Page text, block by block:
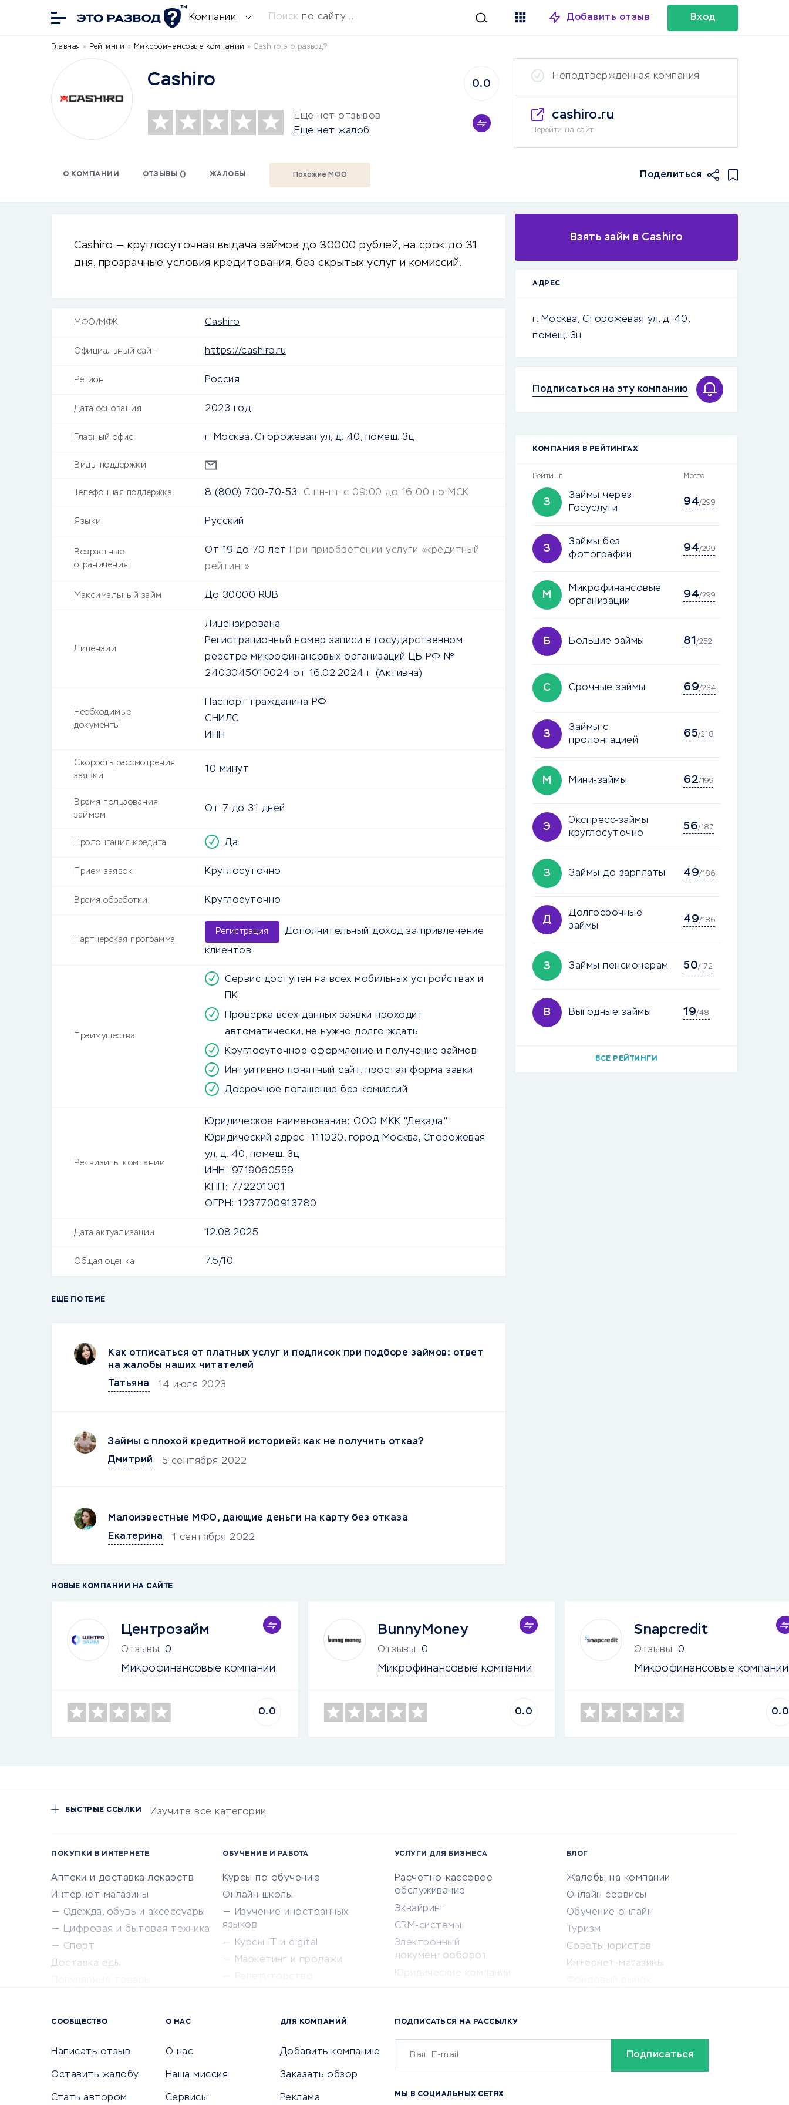
Компании Поиск по сайту... Добавить отзыв Вход
Главная » Рейтинги » Микрофинансовые компании » Cashiro это развод?
Cashiro
Еще нет отзывов
Еще нет жалоб
0.0
Неподтвержденная компания
cashiro.ru
Перейти на сайт
О КОМПАНИИ ОТЗЫВЫ () ЖАЛОБЫ Похожие МФО Поделиться
Cashiro — круглосуточная выдача займов до 30000 рублей, на срок до 31
дня, прозрачные условия кредитования, без скрытых услуг и комиссий.
МФО/МФК Cashiro
Официальный сайт https://cashiro.ru
Регион Россия
Дата основания 2023 год
Главный офис г. Москва, Сторожевая ул, д. 40, помещ. 3ц
Виды поддержки
Телефонная поддержка 8 (800) 700-70-53 С пн-пт с 09:00 до 16:00 по МСК
Языки Русский
Возрастные
ограничения
От 19 до 70 лет
При приобретении услуги «кредитный
рейтинг»
Максимальный займ До 30000 RUB
Лицензии
Лицензирована
Регистрационный номер записи в государственном
реестре микрофинансовых организаций ЦБ РФ №
2403045010024 от 16.02.2024 г. (Активна)
Необходимые
документы
Паспорт гражданина РФ
СНИЛС
ИНН
Скорость рассмотрения
заявки
10 минут
Время пользования
займом
От 7 до 31 дней
Пролонгация кредита Да
Прием заявок Круглосуточно
Время обработки Круглосуточно
Партнерская программа
Регистрация Дополнительный доход за привлечение
клиентов
Преимущества
Сервис доступен на всех мобильных устройствах и
ПК
Проверка всех данных заявки проходит
автоматически, не нужно долго ждать
Круглосуточное оформление и получение займов
Интуитивно понятный сайт, простая форма завки
Досрочное погашение без комиссий
Реквизиты компании
Юридическое наименование: ООО МКК "Декада"
Юридический адрес: 111020, город Москва, Сторожевая
ул, д. 40, помещ. 3ц
ИНН: 9719060559
КПП:
772201001
ОГРН: 1237700913780
Дата актуализации 12.08.2025
Общая оценка 7.5/10
ЕЩЕ ПО ТЕМЕ
Как отписаться от платных услуг и подписок при подборе займов: ответ
на жалобы наших читателей
Татьяна
14 июля 2023
Займы с плохой кредитной историей: как не получить отказ?
Дмитрий
5 сентября 2022
Малоизвестные МФО, дающие деньги на карту без отказа
Екатерина
1 сентября 2022
Взять займ в Cashiro
АДРЕС
г. Москва, Сторожевая ул, д. 40,
помещ. 3ц
Подписаться на эту компанию
КОМПАНИЯ В РЕЙТИНГАХ
Рейтинг Место
З
Займы через
Госуслуги
94/299
З
Займы без
фотографии
94/299
М
Микрофинансовые
организации
94/299
Б Большие займы 81 /252
С Срочные займы 69/234
З
Займы с
пролонгацией
65/218
М Мини-займы 62/199
Э
Экспресс-займы
круглосуточно
56/187
З Займы до зарплаты 49/186
Д
Долгосрочные
займы
49/186
З Займы пенсионерам 50/172
В Выгодные займы 19/48
ВСЕ РЕЙТИНГИ
НОВЫЕ КОМПАНИИ НА САЙТЕ
Центрозайм
Отзывы 0
Микрофинансовые компании
0.0
BunnyMoney
Отзывы 0
Микрофинансовые компании
0.0
Snapcredit
Отзывы 0
Микрофинансовые компании
0.0
БЫСТРЫЕ ССЫЛКИ Изучите все категории
ПОКУПКИ В ИНТЕРНЕТЕ
Аптеки и доставка лекарств
Интернет-магазины
Одежда, обувь и аксессуары
Цифровая и бытовая техника
Спорт
Доставка еды
ОБУЧЕНИЕ И РАБОТА
Курсы по обучению
Онлайн-школы
Изучение иностранных
языков
Курсы IT и digital
Маркетинг и продажи
Сетевой маркетинг
УСЛУГИ ДЛЯ БИЗНЕСА
Расчетно-кассовое
обслуживание
Эквайринг
CRM-системы
Электронный
документооборот
Юридические компании
Бухгалтерия онлайн
Онлайн-кассы
SERM
БЛОГ
Жалобы на компании
Онлайн сервисы
Обучение онлайн
Туризм
Советы юристов
Интернет-магазины
Бонусы и акции
СООБЩЕСТВО
Написать отзыв
Оставить жалобу
Стать автором
О НАС
О нас
Наша миссия
Сервисы
ДЛЯ КОМПАНИЙ
Добавить компанию
Заказать обзор
Реклама
ПОДПИСАТЬСЯ НА РАССЫЛКУ
МЫ В СОЦИАЛЬНЫХ СЕТЯХ